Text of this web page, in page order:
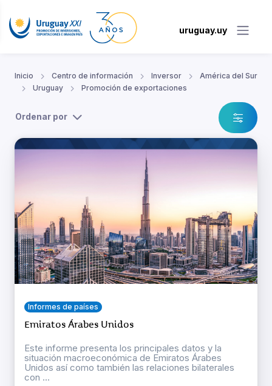
uruguay.uy
Inicio Centro de información Inversor
América del Sur
Uruguay
Promoción de exportaciones
Ordenar por
Informes de países
Emiratos Árabes Unidos
Este informe presenta los principales datos y la
situación macroeconómica de Emiratos Árabes
Unidos así como también las relaciones bilaterales
con ...